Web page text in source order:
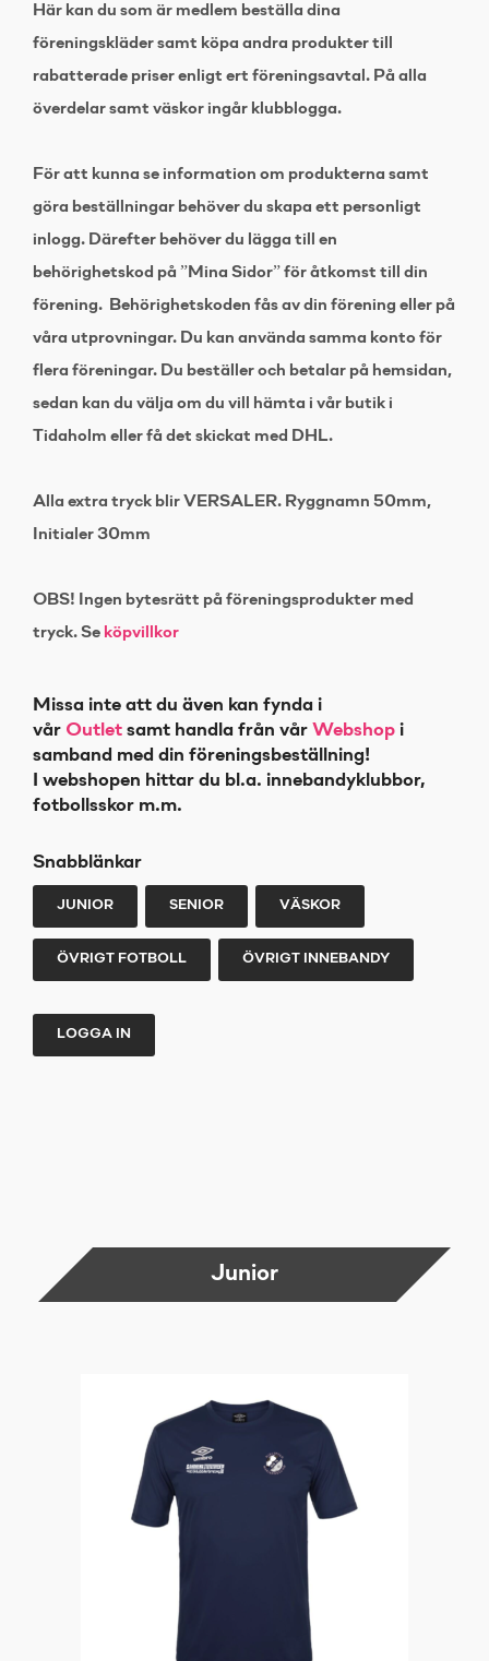
Här kan du som är medlem beställa dina
föreningskläder samt köpa andra produkter till
rabatterade priser enligt ert föreningsavtal. På alla
överdelar samt väskor ingår klubblogga.
För att kunna se information om produkterna samt
göra beställningar behöver du skapa ett personligt
inlogg. Därefter behöver du lägga till en
behörighetskod på ”Mina Sidor” för åtkomst till din
förening. Behörighetskoden fås av din förening eller på
våra utprovningar. Du kan använda samma konto för
flera föreningar. Du beställer och betalar på hemsidan,
sedan kan du välja om du vill hämta i vår butik i
Tidaholm eller få det skickat med DHL.
Alla extra tryck blir VERSALER. Ryggnamn 50mm,
Initialer 30mm
OBS! Ingen bytesrätt på föreningsprodukter med
tryck. Se köpvillkor
Missa inte att du även kan fynda i
vår Outlet samt handla från vår Webshop i
samband med din föreningsbeställning!
I webshopen hittar du bl.a. innebandyklubbor,
fotbollsskor m.m.
Snabblänkar
JUNIOR SENIOR VÄSKOR
ÖVRIGT FOTBOLL ÖVRIGT INNEBANDY
LOGGA IN
Junior